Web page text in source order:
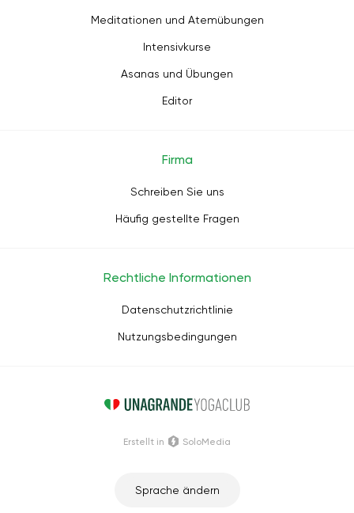
Meditationen und Atemübungen
Intensivkurse
Asanas und Übungen
Editor
Firma
Schreiben Sie uns
Häufig gestellte Fragen
Rechtliche Informationen
Datenschutzrichtlinie
Nutzungsbedingungen
Sprache ändern
Erstellt in SoloMedia